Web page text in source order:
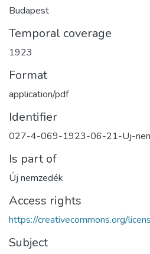
Budapest
Temporal coverage
1923
Format
application/pdf
Identifier
027-4-069-1923-06-21-Uj-
Is part of
Új nemzedék
Access rights
https://creativecommons.org/
Subject